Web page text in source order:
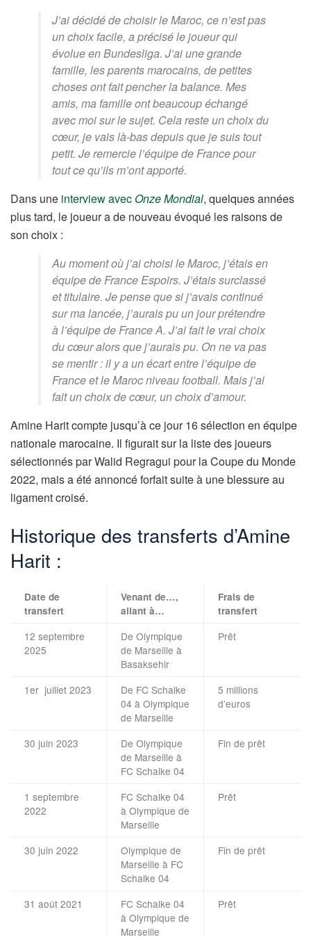
J’ai décidé de choisir le Maroc, ce n’est pas
un choix facile, a précisé le joueur qui
évolue en Bundesliga. J’ai une grande
famille, les parents marocains, de petites
choses ont fait pencher la balance. Mes
amis, ma famille ont beaucoup échangé
avec moi sur le sujet. Cela reste un choix du
cœur, je vais là-bas depuis que je suis tout
petit. Je remercie l’équipe de France pour
tout ce qu’ils m’ont apporté.
Dans une interview avecOnze Mondial, quelques années
plus tard, le joueur a de nouveau évoqué les raisons de
son choix :
Au moment où j’ai choisi le Maroc, j’étais en
équipe de France Espoirs. J’étais surclassé
et titulaire. Je pense que si j’avais continué
sur ma lancée, j’aurais pu un jour prétendre
à l’équipe de France A. J’ai fait le vrai choix
du cœur alors que j’aurais pu. On ne va pas
se mentir : il y a un écart entre l’équipe de
France et le Maroc niveau football. Mais j’ai
fait un choix de cœur, un choix d’amour.
Amine Harit compte jusqu’à ce jour 16 sélection en équipe
nationale marocaine. Il figurait sur la liste des joueurs
sélectionnés par Walid Regragui pour la Coupe du Monde
2022, mais a été annoncé forfait suite à une blessure au
ligament croisé.
Historique des transferts d’Amine
Harit :
Date de
transfert
Venant de…,
allant à…
Frais de
transfert
12 septembre
2025
De Olympique
de Marseille à
Basaksehir
Prêt
1er juillet 2023
De FC Schalke
04 à Olympique
de Marseille
5 millions
d’euros
30 juin 2023
De Olympique
de Marseille à
FC Schalke 04
Fin de prêt
1 septembre
2022
FC Schalke 04
à Olympique de
Marseille
Prêt
30 juin 2022
Olympique de
Marseille à FC
Schalke 04
Fin de prêt
31 août 2021
FC Schalke 04
à Olympique de
Marseille
Prêt